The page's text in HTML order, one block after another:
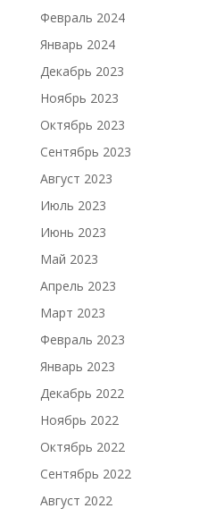
Февраль 2024
Январь 2024
Декабрь 2023
Ноябрь 2023
Октябрь 2023
Сентябрь 2023
Август 2023
Июль 2023
Июнь 2023
Май 2023
Апрель 2023
Март 2023
Февраль 2023
Январь 2023
Декабрь 2022
Ноябрь 2022
Октябрь 2022
Сентябрь 2022
Август 2022